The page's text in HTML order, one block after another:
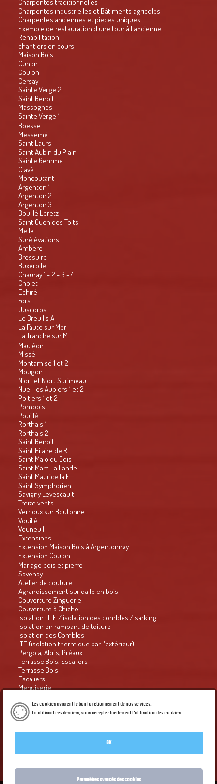
Les cookies assurent le bon fonctionnement de nos services.
En utilisant ces derniers, vous acceptez tacitement l'utilisation des cookies.
OK
Paramètres avancés des cookies
Charpentes industrielles et Bâtiments agricoles
Charpentes anciennes et pieces uniques
Exemple de restauration d'une tour à l'ancienne
Réhabilitation
chantiers en cours
Maison Bois
Cuhon
Coulon
Cersay
Sainte Verge 2
Saint Benoit
Massognes
Sainte Verge 1
Boesse
Messemé
Saint Laurs
Saint Aubin du Plain
Sainte Gemme
Clavé
Moncoutant
Argenton 1
Argenton 2
Argenton 3
Bouillé Loretz
Saint Ouen des Toits
Melle
Surélévations
Ambère
Bressuire
Buxerolle
Chauray 1 - 2 - 3 - 4
Cholet
Echiré
Fors
Juscorps
Le Breuil s A
La Faute sur Mer
La Tranche sur M
Mauléon
Missé
Montamisé 1 et 2
Mougon
Niort et Niort Surimeau
Nueil les Aubiers 1 et 2
Poitiers 1 et 2
Pompois
Pouillé
Rorthais 1
Rorthais 2
Saint Benoit
Saint Hilaire de R
Saint Malo du Bois
Saint Marc La Lande
Saint Maurice la F.
Saint Symphorien
Savigny Levescault
Treize vents
Vernoux sur Boutonne
Vouillé
Vouneuil
Extensions
Extension Maison Bois à Argentonnay
Extension Coulon
Mariage bois et pierre
Savenay
Atelier de couture
Agrandissement sur dalle en bois
Couverture Zinguerie
Couverture à Chiché
Isolation : ITE / isolation des combles / sarking
Isolation en rampant de toiture
Isolation des Combles
ITE (isolation thermique par l'extérieur)
Pergola, Abris, Préaux
Terrasse Bois, Escaliers
Terrasse Bois
Escaliers
Menuiserie
Habitat groupé - Habitat naturel n° 63
Le Petit Economiste
Courrier de l'ouest 2016
CO du 17.12.16 : le retour de la croix et du coq
Création Créaprime